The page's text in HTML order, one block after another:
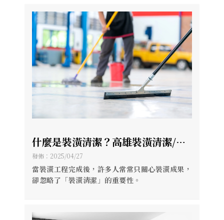
什麼是裝潢清潔？高雄裝潢清潔/高
雄清潔推薦
發佈：2025/04/27
當裝潢工程完成後，許多人常常只關心裝潢成果，
卻忽略了「裝潢清潔」的重要性。